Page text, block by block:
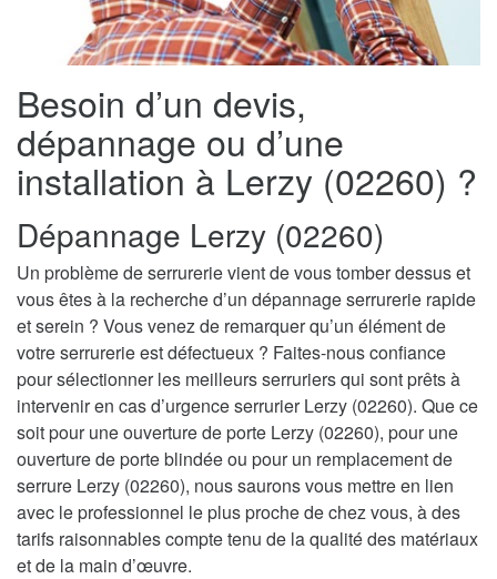
Besoin d’un devis,
dépannage ou d’une
installation à Lerzy (02260) ?
Dépannage Lerzy (02260)
Un problème de serrurerie vient de vous tomber dessus et
vous êtes à la recherche d’un dépannage serrurerie rapide
et serein ? Vous venez de remarquer qu’un élément de
votre serrurerie est défectueux ? Faites-nous confiance
pour sélectionner les meilleurs serruriers qui sont prêts à
intervenir en cas d’urgence serrurier Lerzy (02260). Que ce
soit pour une ouverture de porte Lerzy (02260), pour une
ouverture de porte blindée ou pour un remplacement de
serrure Lerzy (02260), nous saurons vous mettre en lien
avec le professionnel le plus proche de chez vous, à des
tarifs raisonnables compte tenu de la qualité des matériaux
et de la main d’œuvre.